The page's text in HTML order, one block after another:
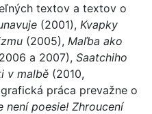
textov a textov o
(2001), Kvapky
(2005), Maľba ako
a 2007), Saatchiho
v malbě (2010,
práca prevažne o
není poesie! Zhroucení